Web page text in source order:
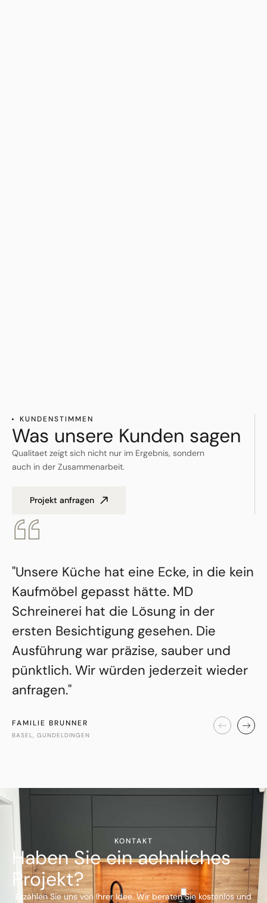
KUNDENSTIMMEN
Was unsere Kunden sagen
Qualitaet zeigt sich nicht nur im Ergebnis, sondern
auch in der Zusammenarbeit.
Projekt anfragen
"Unsere Küche hat eine Ecke, in die kein
Kaufmöbel gepasst hätte. MD
Schreinerei hat die Lösung in der
ersten Besichtigung gesehen. Die
Ausführung war präzise, sauber und
pünktlich. Wir würden jederzeit wieder
anfragen."
FAMILIE BRUNNER
BASEL, GUNDELDINGEN
KONTAKT
Haben Sie ein aehnliches
Projekt?
Erzählen Sie uns von Ihrer Idee. Wir beraten Sie kostenlos und